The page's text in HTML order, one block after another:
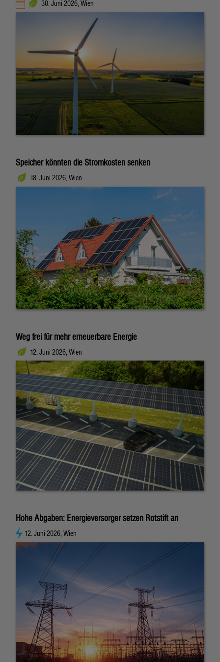
30. Juni 2026, Wien
Speicher könnten die Stromkosten senken
18. Juni 2026, Wien
Weg frei für mehr erneuerbare Energie
12. Juni 2026, Wien
Hohe Abgaben: Energieversorger setzen Rotstift an
12. Juni 2026, Wien